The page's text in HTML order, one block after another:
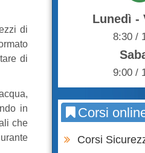
di
di
in
che
Lunedì -
8:30 /
9:00 /
Corsi
Corsi